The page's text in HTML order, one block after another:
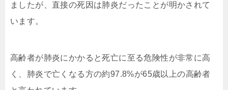
ましたが、直接の死因は肺炎だったことが明かされて
います。
高齢者が肺炎にかかると死亡に至る危険性が非常に高
く、肺炎で亡くなる方の約97.8%が65歳以上の高齢者